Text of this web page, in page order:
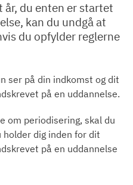
du enten er startet
kan du undgå at
du opfylder reglerne
ser på din indkomst og dit
på en uddannelse.
om periodisering, skal du
holder dig inden for dit
på en uddannelse